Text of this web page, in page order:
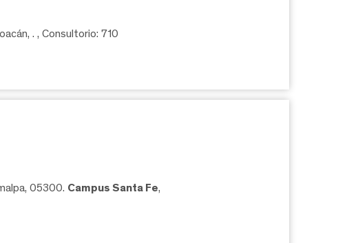
. , Consultorio: 710
05300. Campus Santa Fe,